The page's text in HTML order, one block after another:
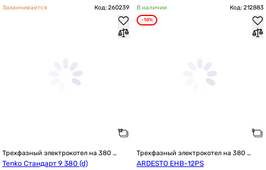
Заканчивается Код: 260239
Трехфазный электрокотел на 380
Вольт
Tenko Стандарт 9 380 (d)
В наличии Код: 212883
-10%
Трехфазный электрокотел на 380
Вольт
ARDESTO EHB-12PS